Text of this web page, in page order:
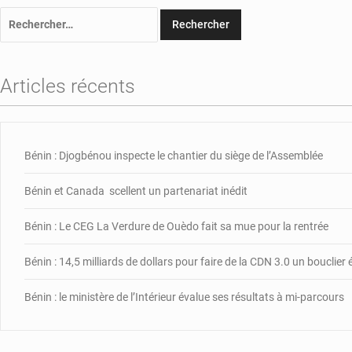
Articles récents
Bénin : Djogbénou inspecte le chantier du siège de l’Assemblée
Bénin et Canada scellent un partenariat inédit
Bénin : Le CEG La Verdure de Ouèdo fait sa mue pour la rentrée
Bénin : 14,5 milliards de dollars pour faire de la CDN 3.0 un bouclier
Bénin : le ministère de l’Intérieur évalue ses résultats à mi-parcours